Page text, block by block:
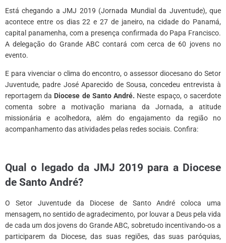
Está chegando a JMJ 2019 (Jornada Mundial da Juventude), que
acontece entre os dias 22 e 27 de janeiro, na cidade do Panamá,
capital panamenha, com a presença confirmada do Papa Francisco.
A delegação do Grande ABC contará com cerca de 60 jovens no
evento.
E para vivenciar o clima do encontro, o assessor diocesano do Setor
Juventude, padre José Aparecido de Sousa, concedeu entrevista à
reportagem da Diocese de Santo André. Neste espaço, o sacerdote
comenta sobre a motivação mariana da Jornada, a atitude
missionária e acolhedora, além do engajamento da região no
acompanhamento das atividades pelas redes sociais. Confira:
Qual o legado da JMJ 2019 para a Diocese
de Santo André?
O Setor Juventude da Diocese de Santo André coloca uma
mensagem, no sentido de agradecimento, por louvar a Deus pela vida
de cada um dos jovens do Grande ABC, sobretudo incentivando-os a
participarem da Diocese, das suas regiões, das suas paróquias,